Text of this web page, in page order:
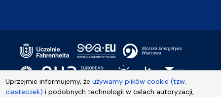
Uprzejmie informujemy, żeużywamy plików cookie (tzw.
ciasteczek) i podobnych technologii w celach autoryzacji,